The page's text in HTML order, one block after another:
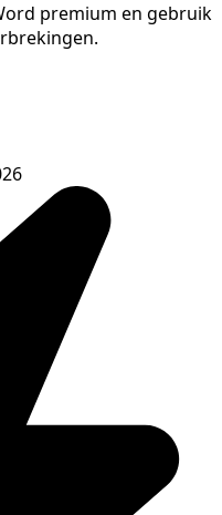
premium en gebruik